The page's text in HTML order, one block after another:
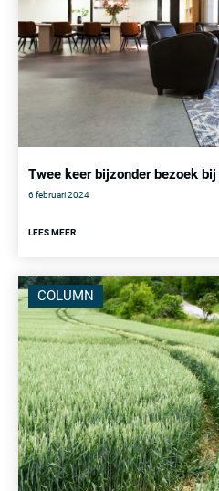
Twee keer bijzonder bezoek
6 februari 2024
LEES MEER
COLUMN